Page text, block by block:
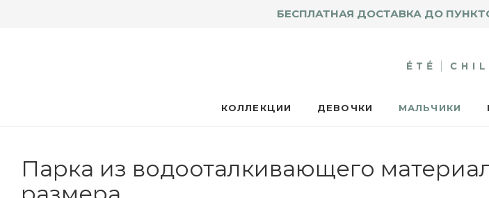
БЕСПЛАТНАЯ ДОСТАВКА ДО
КОЛЛЕКЦИИ ДЕВОЧКИ МАЛЬЧИКИ
Парка из водооталкивающего